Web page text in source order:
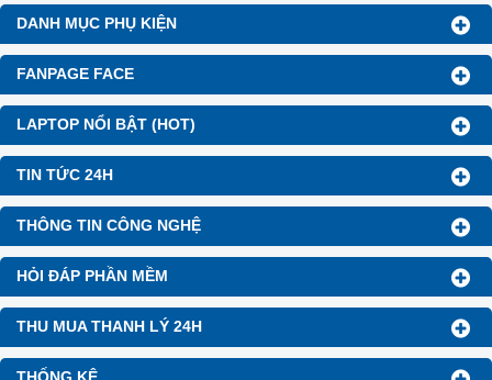
DANH MỤC PHỤ KIỆN
FANPAGE FACE
LAPTOP NỔI BẬT (HOT)
TIN TỨC 24H
THÔNG TIN CÔNG NGHỆ
HỎI ĐÁP PHẦN MỀM
THU MUA THANH LÝ 24H